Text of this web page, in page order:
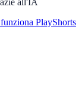
all'IA
PlayShorts